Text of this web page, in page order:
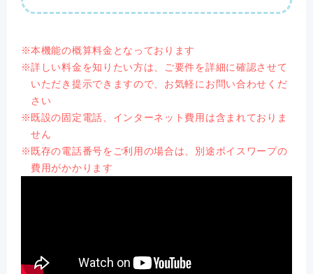
本機能の概算料金となっております
詳しい料金を知りたい方は、ご要件を詳細に確認させて
いただき提示できますので、お気軽にお問い合わせくだ
さい
既設の固定電話、インターネット費用は含まれておりま
せん
既存の電話番号をご利用の場合は、別途ボイスワープの
費用がかかります